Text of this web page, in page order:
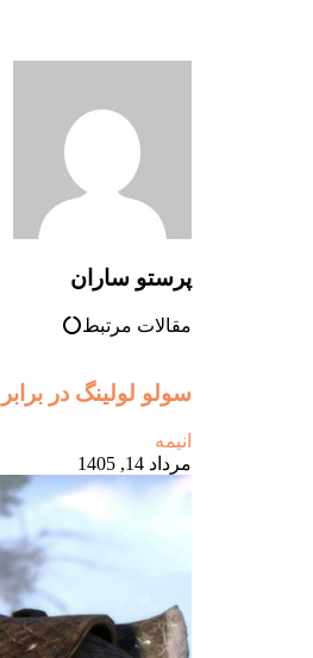
پرستو ساران
مقالات مرتبط
سولو لولینگ در
انیمه
مرداد 14, 1405